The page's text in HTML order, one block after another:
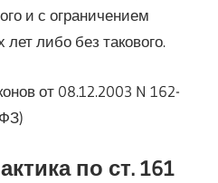
и с ограничением
либо без такового.
от 08.12.2003 N 162-
по ст. 161